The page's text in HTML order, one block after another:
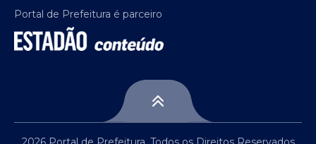
Portal de Prefeitura é parceiro